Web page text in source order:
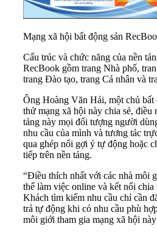
Mạng xã hội bất động sản
Cấu trúc và chức năng của nền
RecBook gồm trang Nhà phố,
trang Đào tạo, trang Cá nhân và
Ông Hoàng Văn Hải, một chủ bất
thử mạng xã hội này chia sẻ, điều
tảng này mọi đối tượng người
nhu cầu của mình và tương tác
qua ghép nối gợi ý tự động hoặc
tiếp trên nền tảng.
“Điều thích nhất với các nhà môi
thể làm việc online và kết nối
Khách tìm kiếm nhu cầu chỉ cần
trả tự động khi có nhu cầu phù
môi giới tham gia mạng xã hội